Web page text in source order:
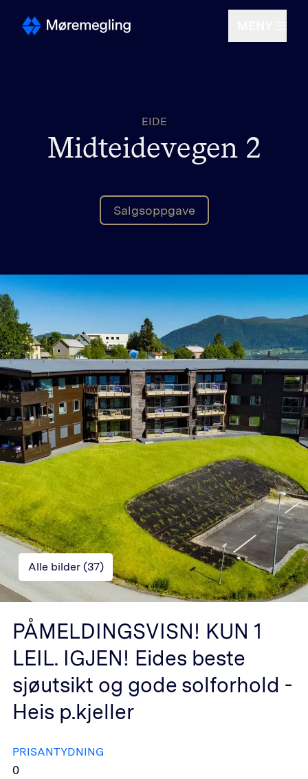
Om oss
Finn megler
EIDE
Midteidevegen 2
Salgsoppgave
Alle bilder (37)
PÅMELDINGSVISN! KUN 1
LEIL. IGJEN! Eides beste
sjøutsikt og gode solforhold -
Heis p.kjeller
PRISANTYDNING
0